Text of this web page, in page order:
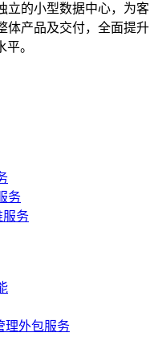
立的小型数据中心，为客
体产品及交付，全面提升
。
务
服务
理外包服务